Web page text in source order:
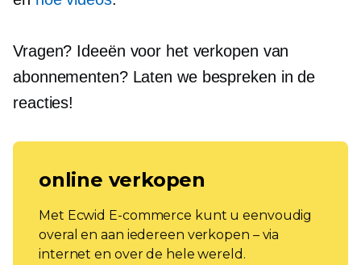
Vragen? Ideeën voor het verkopen van
abonnementen? Laten we bespreken in de
reacties!
online verkopen
Met Ecwid E-commerce kunt u eenvoudig
overal en aan iedereen verkopen – via
internet en over de hele wereld.